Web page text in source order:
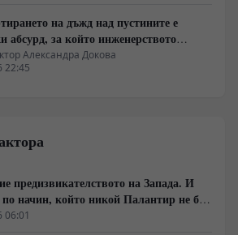
на дъжд над пустините е
абсурд, за който инженерството
Александра Докова
22:45
предизвикателството на Запада. И
по начин, който никой Палантир не би
06:01